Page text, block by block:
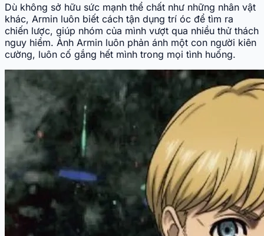
Dù không sở hữu sức mạnh thể chất như những nhân vật
khác, Armin luôn biết cách tận dụng trí óc để tìm ra
chiến lược, giúp nhóm của mình vượt qua nhiều thử thách
nguy hiểm. Ảnh Armin luôn phản ánh một con người kiên
cường, luôn cố gắng hết mình trong mọi tình huống.